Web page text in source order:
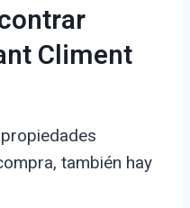
Climent
también hay